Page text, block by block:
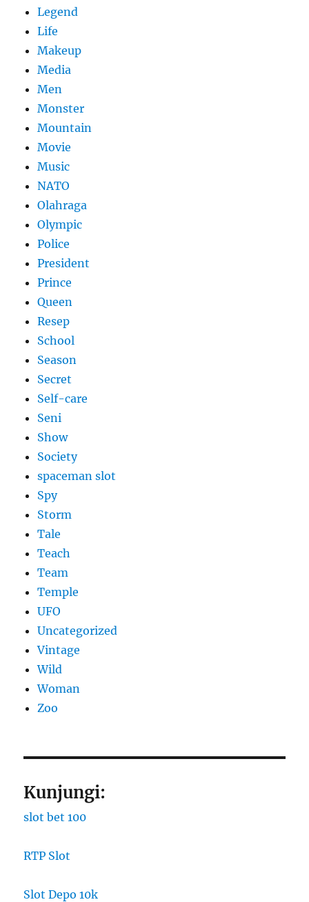
Legend
Life
Makeup
Media
Men
Monster
Mountain
Movie
Music
NATO
Olahraga
Olympic
Police
President
Prince
Queen
Resep
School
Season
Secret
Self-care
Seni
Show
Society
spaceman slot
Spy
Storm
Tale
Teach
Team
Temple
UFO
Uncategorized
Vintage
Wild
Woman
Zoo
Kunjungi:
slot bet 100
RTP Slot
Slot Depo 10k